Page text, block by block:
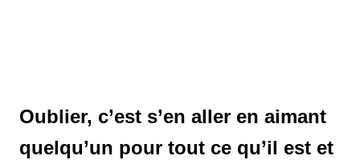
Oublier, c’est s’en aller en aimant
quelqu’un pour tout ce qu’il est et